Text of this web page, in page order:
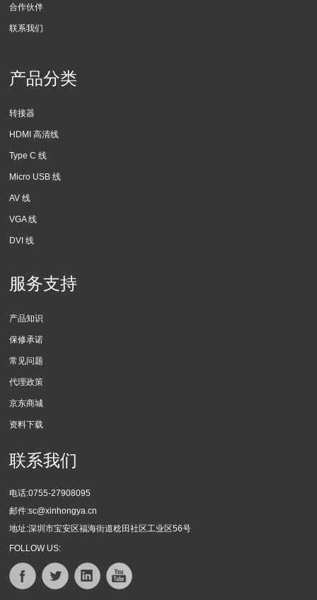
合作伙伴
联系我们
产品分类
转接器
HDMI 高清线
Type C 线
Micro USB 线
AV 线
VGA 线
DVI 线
服务支持
产品知识
保修承诺
常见问题
代理政策
京东商城
资料下载
联系我们
电话:0755-27908095
邮件:sc@xinhongya.cn
地址:深圳市宝安区福海街道稔田社区工业区56号
FOLLOW US: